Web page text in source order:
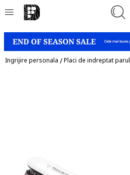
Ingrijire personala /Placi de indreptat parul